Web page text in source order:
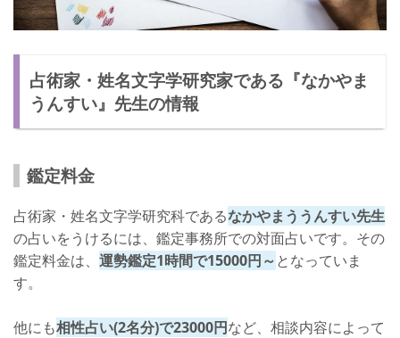
占術家・姓名文字学研究家である『なかやま
うんすい』先生の情報
鑑定料金
占術家・姓名文字学研究科であるなかやまううんすい先生
の占いをうけるには、鑑定事務所での対面占いです。その
鑑定料金は、 運勢鑑定1時間で15000円～となっていま
す。
他にも相性占い(2名分)で23000円など、相談内容によって